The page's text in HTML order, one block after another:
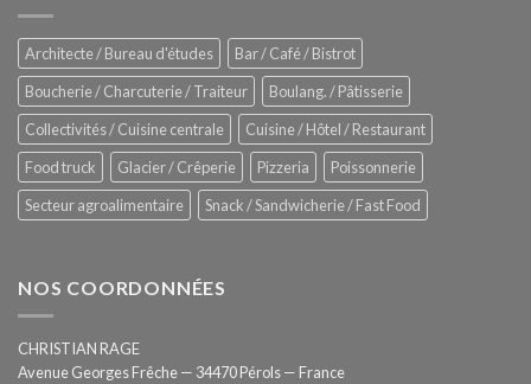
–
Hygiène
totale
automatisée
Architecte / Bureau d'études
Bar / Café / Bistrot
Boucherie / Charcuterie / Traiteur
Boulang. / Pâtisserie
Collectivités / Cuisine centrale
Cuisine / Hôtel / Restaurant
Food truck
Glacier / Crêperie Pizzeria
Poissonnerie
Secteur agroalimentaire
Snack / Sandwicherie / Fast Food
NOS COORDONNÉES
CHRISTIAN RAGE
Avenue Georges Frêche — 34470 Pérols — France